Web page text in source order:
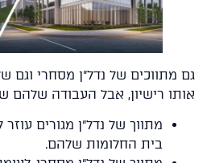
מתווכים של נדל"ן מסחרי וגם של
רישיון, אבל העבודה שלהם שונה
מתווך של נדל"ן מגורים עוזר
בית החלומות שלהם.